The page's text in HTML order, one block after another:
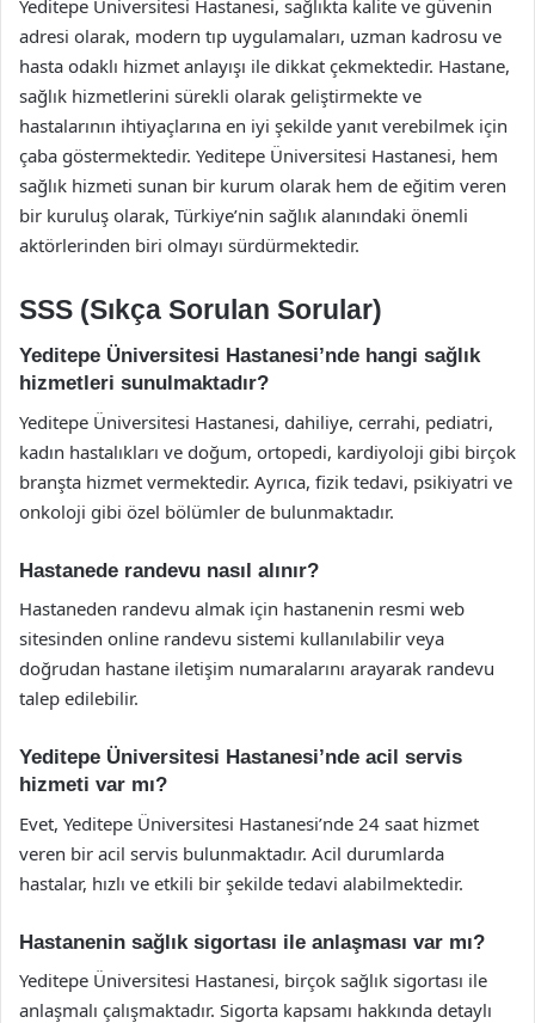
Yeditepe Üniversitesi Hastanesi, sağlıkta kalite ve güvenin
adresi olarak, modern tıp uygulamaları, uzman kadrosu ve
hasta odaklı hizmet anlayışı ile dikkat çekmektedir. Hastane,
sağlık hizmetlerini sürekli olarak geliştirmekte ve
hastalarının ihtiyaçlarına en iyi şekilde yanıt verebilmek için
çaba göstermektedir. Yeditepe Üniversitesi Hastanesi, hem
sağlık hizmeti sunan bir kurum olarak hem de eğitim veren
bir kuruluş olarak, Türkiye’nin sağlık alanındaki önemli
aktörlerinden biri olmayı sürdürmektedir.
SSS (Sıkça Sorulan Sorular)
Yeditepe Üniversitesi Hastanesi’nde hangi sağlık
hizmetleri sunulmaktadır?
Yeditepe Üniversitesi Hastanesi, dahiliye, cerrahi, pediatri,
kadın hastalıkları ve doğum, ortopedi, kardiyoloji gibi birçok
branşta hizmet vermektedir. Ayrıca, fizik tedavi, psikiyatri ve
onkoloji gibi özel bölümler de bulunmaktadır.
Hastanede randevu nasıl alınır?
Hastaneden randevu almak için hastanenin resmi web
sitesinden online randevu sistemi kullanılabilir veya
doğrudan hastane iletişim numaralarını arayarak randevu
talep edilebilir.
Yeditepe Üniversitesi Hastanesi’nde acil servis
hizmeti var mı?
Evet, Yeditepe Üniversitesi Hastanesi’nde 24 saat hizmet
veren bir acil servis bulunmaktadır. Acil durumlarda
hastalar, hızlı ve etkili bir şekilde tedavi alabilmektedir.
Hastanenin sağlık sigortası ile anlaşması var mı?
Yeditepe Üniversitesi Hastanesi, birçok sağlık sigortası ile
anlaşmalı çalışmaktadır. Sigorta kapsamı hakkında detaylı